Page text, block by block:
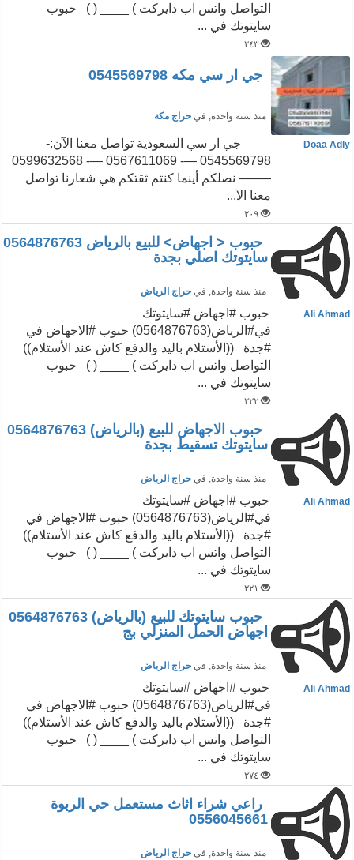
التواصل واتس اب دايركت ) ____ ( ) حبوب
سايتوتك في ...
٢٤٣
جي ار سي مكه 0545569798
منذ سنة واحدة, في حراج مكة
Doaa Adly
جي ار سي السعودية تواصل معنا الآن:-
0545569798 —- 0567611069 —- 0599632568
——– نصلكم أينما كنتم ثقتكم هي شعارنا تواصل
معنا الآ...
٢٠٩
حبوب < اجهاض> للبيع بالرياض 0564876763
سايتوتك اصلي بجدة
منذ سنة واحدة, في حراج الرياض
Ali Ahmad
حبوب #اجهاض #سايتوتك
في#الرياض(0564876763) حبوب #الاجهاض في
#جدة ((الأستلام باليد والدفع كاش عند الأستلام))
التواصل واتس اب دايركت ) ____ ( ) حبوب
سايتوتك في ...
٢٢٢
حبوب الاجهاض للبيع (بالرياض) 0564876763
سايتوتك تسقيط بجدة
منذ سنة واحدة, في حراج الرياض
Ali Ahmad
حبوب #اجهاض #سايتوتك
في#الرياض(0564876763) حبوب #الاجهاض في
#جدة ((الأستلام باليد والدفع كاش عند الأستلام))
التواصل واتس اب دايركت ) ____ ( ) حبوب
سايتوتك في ...
٢٢١
حبوب سايتوتك للبيع (بالرياض) 0564876763
اجهاض الحمل المنزلي بج
منذ سنة واحدة, في حراج الرياض
Ali Ahmad
حبوب #اجهاض #سايتوتك
في#الرياض(0564876763) حبوب #الاجهاض في
#جدة ((الأستلام باليد والدفع كاش عند الأستلام))
التواصل واتس اب دايركت ) ____ ( ) حبوب
سايتوتك في ...
٢٧٤
راعي شراء اثاث مستعمل حي الربوة
0556045661
منذ سنة واحدة, في حراج الرياض